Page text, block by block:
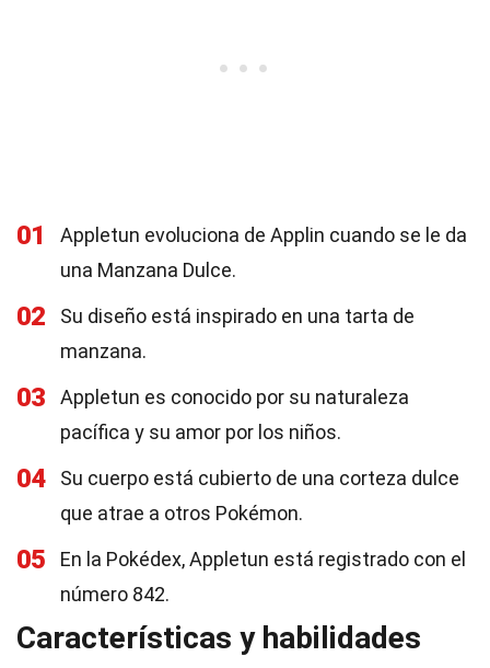
01
Appletun evoluciona de Applin cuando se le da
una Manzana Dulce.
02
Su diseño está inspirado en una tarta de
manzana.
03
Appletun es conocido por su naturaleza
pacífica y su amor por los niños.
04
Su cuerpo está cubierto de una corteza dulce
que atrae a otros Pokémon.
05
En la Pokédex, Appletun está registrado con el
número 842.
Características y habilidades